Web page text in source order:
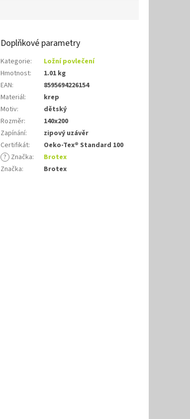
Doplňkové parametry
Kategorie:
Ložní povlečení
Hmotnost:
1.01 kg
EAN:
8595694226154
Materiál:
krep
Motiv:
dětský
Rozměr:
140x200
Zapínání:
zipový uzávěr
Certifikát:
Oeko-Tex® Standard 100
? Značka:
Brotex
Značka: Brotex